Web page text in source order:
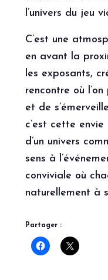
l’univers du jeu
C’est une
en avant la
les exposants,
rencontre où
et de
c’est cette
d’un univers
sens à
conviviale où
naturellement à
Partager :